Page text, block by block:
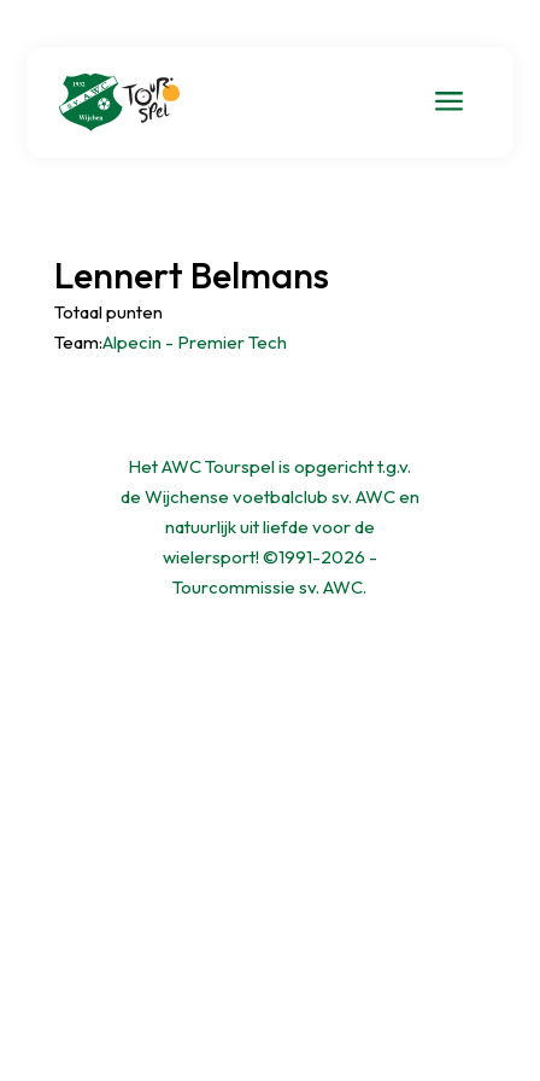
a
Lennert Belmans
Totaal punten
Team:Alpecin - Premier Tech
Het AWC Tourspel is opgericht t.g.v.
de Wijchense voetbalclub sv. AWC en
natuurlijk uit liefde voor de
wielersport! ©1991-2026 -
Tourcommissie sv. AWC.